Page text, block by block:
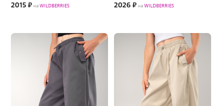
2015 ₽ наWILDBERRIES 2026 ₽ наWILDBERRIES